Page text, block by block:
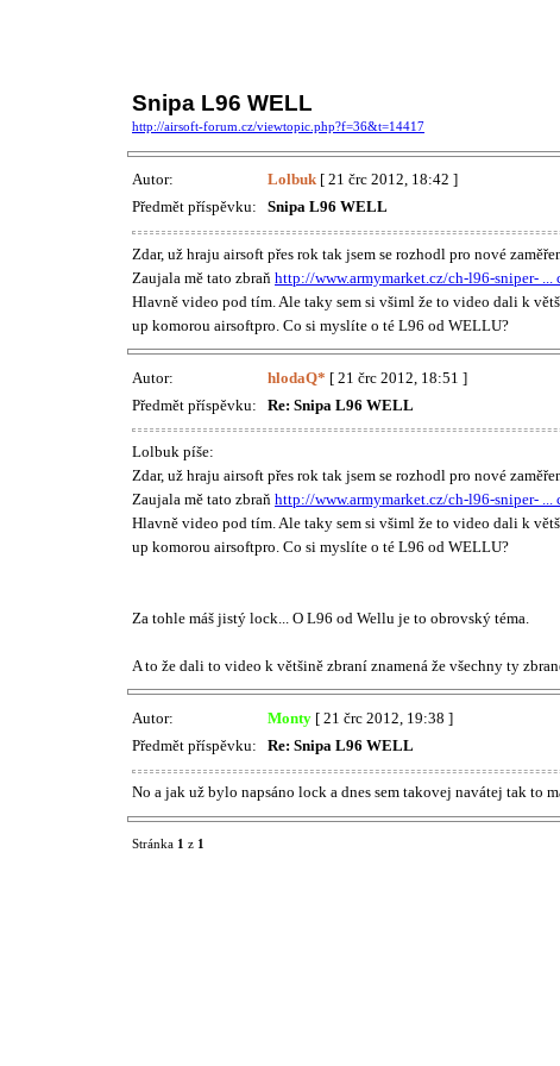
Snipa L96 WELL
http://airsoft-forum.cz/viewtopic.php?f=36&t=14417
Autor: Lolbuk [ 21 črc 2012, 18:42 ]
Předmět příspěvku:
Snipa L96 WELL
Zdar, už hraju airsoft přes rok tak jsem se rozhodl pro nové
Zaujala mě tato zbraň http://www.armymarket.cz/ch-l96-sniper- ...
Hlavně video pod tím. Ale taky sem si všiml že to video dali k
up komorou airsoftpro. Co si myslíte o té L96 od WELLU?
Autor: hlodaQ* [ 21 črc 2012, 18:51 ]
Předmět příspěvku:
Re: Snipa L96 WELL
Lolbuk píše:
Zdar, už hraju airsoft přes rok tak jsem se rozhodl pro nové
Zaujala mě tato zbraň http://www.armymarket.cz/ch-l96-sniper- ...
Hlavně video pod tím. Ale taky sem si všiml že to video dali k
up komorou airsoftpro. Co si myslíte o té L96 od WELLU?
Za tohle máš jistý lock... O L96 od Wellu je to obrovský téma.
A to že dali to video k většině zbraní znamená že všechny ty
Autor: Monty [ 21 črc 2012, 19:38 ]
Předmět příspěvku:
Re: Snipa L96 WELL
No a jak už bylo napsáno lock a dnes sem takovej navátej tak to
Stránka 1 z 1